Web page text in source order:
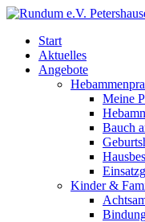
Start
Aktuelles
Angebote
Meine
Bauch
Kinder &